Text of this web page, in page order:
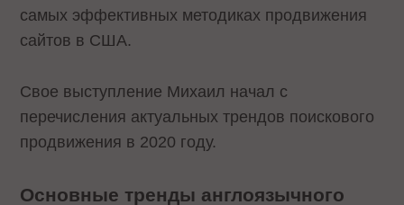
самых эффективных методиках продвижения
сайтов в США.
Свое выступление Михаил начал с
перечисления актуальных трендов поискового
продвижения в 2020 году.
Основные тренды англоязычного